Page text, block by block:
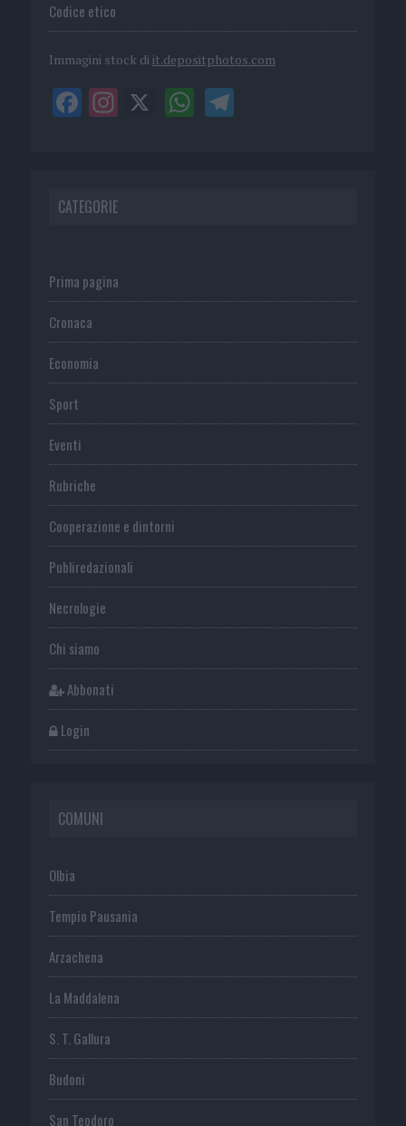
Codice etico
Immagini stock di it.depositphotos.com
CATEGORIE
Prima pagina
Cronaca
Economia
Sport
Eventi
Rubriche
Cooperazione e dintorni
Publiredazionali
Necrologie
Chi siamo
Abbonati
Login
COMUNI
Olbia
Tempio Pausania
Arzachena
La Maddalena
S. T. Gallura
Budoni
San Teodoro